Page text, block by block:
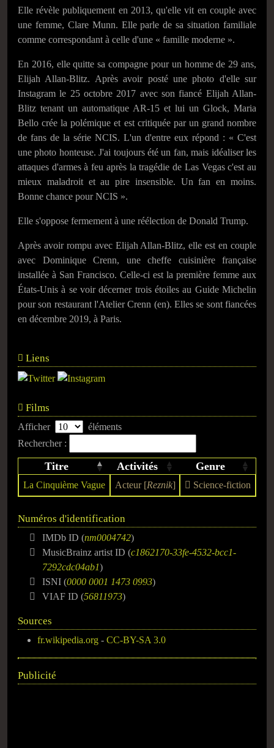
Elle révèle publiquement en 2013, qu'elle vit en couple avec
une femme, Clare Munn. Elle parle de sa situation familiale
comme correspondant à celle d'une « famille moderne ».
En 2016, elle quitte sa compagne pour un homme de 29 ans,
Elijah Allan-Blitz. Après avoir posté une photo d'elle sur
Instagram le 25 octobre 2017 avec son fiancé Elijah Allan-
Blitz tenant un automatique AR-15 et lui un Glock, Maria
Bello crée la polémique et est critiquée par un grand nombre
de fans de la série NCIS. L'un d'entre eux répond : « C'est
une photo honteuse. J'ai toujours été un fan, mais idéaliser les
attaques d'armes à feu après la tragédie de Las Vegas c'est au
mieux maladroit et au pire insensible. Un fan en moins.
Bonne chance pour NCIS ».
Elle s'oppose fermement à une réélection de Donald Trump.
Après avoir rompu avec Elijah Allan-Blitz, elle est en couple
avec Dominique Crenn, une cheffe cuisinière française
installée à San Francisco. Celle-ci est la première femme aux
États-Unis à se voir décerner trois étoiles au Guide Michelin
pour son restaurant l'Atelier Crenn (en). Elles se sont fiancées
en décembre 2019, à Paris.
Liens
Films
Afficher
éléments
Rechercher :
Titre Activités Genre
La Cinquième Vague Acteur [Reznik] Science-fiction
Numéros d'identification
IMDb ID (nm0004742)
MusicBrainz artist ID (c1862170-33fe-4532-bcc1-
7292cdc04ab1)
ISNI (0000 0001 1473 0993)
VIAF ID (56811973)
Sources
fr.wikipedia.org - CC-BY-SA 3.0
Publicité